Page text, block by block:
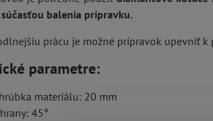
balenia prípravku.
prácu je možné prípravok upevniť k
parametre:
materiálu: 20 mm
45°